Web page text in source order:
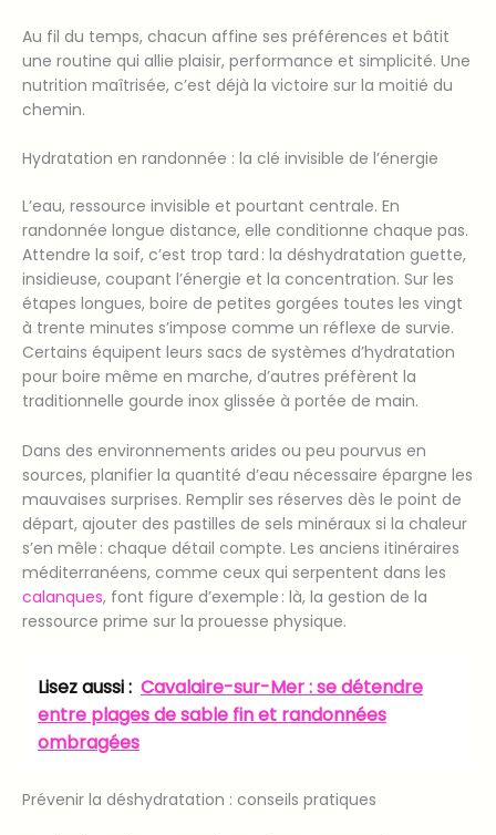
Au fil du temps, chacun affine ses préférences et bâtit
une routine qui allie plaisir, performance et simplicité. Une
nutrition maîtrisée, c’est déjà la victoire sur la moitié du
chemin.
Hydratation en randonnée : la clé invisible de l’énergie
L’eau, ressource invisible et pourtant centrale. En
randonnée longue distance, elle conditionne chaque pas.
Attendre la soif, c’est trop tard : la déshydratation guette,
insidieuse, coupant l’énergie et la concentration. Sur les
étapes longues, boire de petites gorgées toutes les vingt
à trente minutes s’impose comme un réflexe de survie.
Certains équipent leurs sacs de systèmes d’hydratation
pour boire même en marche, d’autres préfèrent la
traditionnelle gourde inox glissée à portée de main.
Dans des environnements arides ou peu pourvus en
sources, planifier la quantité d’eau nécessaire épargne les
mauvaises surprises. Remplir ses réserves dès le point de
départ, ajouter des pastilles de sels minéraux si la chaleur
s’en mêle : chaque détail compte. Les anciens itinéraires
méditerranéens, comme ceux qui serpentent dans les
calanques, font figure d’exemple : là, la gestion de la
ressource prime sur la prouesse physique.
Lisez aussi : Cavalaire-sur-Mer : se détendre
entre plages de sable fin et randonnées
ombragées
Prévenir la déshydratation : conseils pratiques